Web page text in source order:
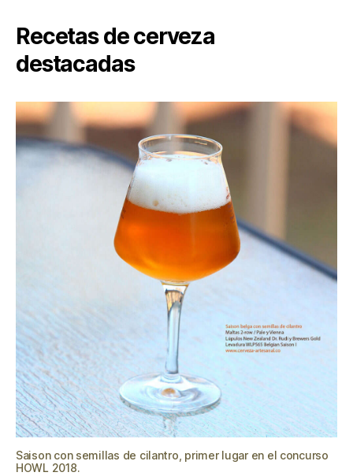
Recetas de cerveza
destacadas
Saison con semillas de cilantro, primer lugar en el concurso
HOWL 2018.